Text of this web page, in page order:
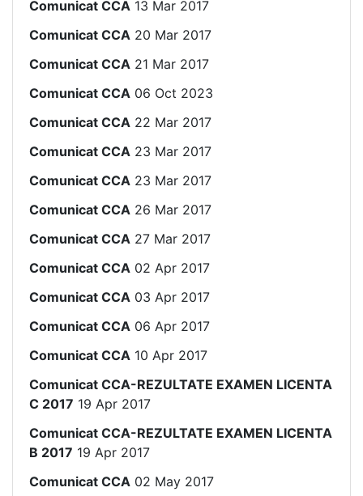
Comunicat CCA 13 Mar 2017
Comunicat CCA 20 Mar 2017
Comunicat CCA 21 Mar 2017
Comunicat CCA 06 Oct 2023
Comunicat CCA 22 Mar 2017
Comunicat CCA 23 Mar 2017
Comunicat CCA 23 Mar 2017
Comunicat CCA 26 Mar 2017
Comunicat CCA 27 Mar 2017
Comunicat CCA 02 Apr 2017
Comunicat CCA 03 Apr 2017
Comunicat CCA 06 Apr 2017
Comunicat CCA 10 Apr 2017
Comunicat CCA-REZULTATE EXAMEN LICENTA
C 2017 19 Apr 2017
Comunicat CCA-REZULTATE EXAMEN LICENTA
B 2017 19 Apr 2017
Comunicat CCA 02 May 2017